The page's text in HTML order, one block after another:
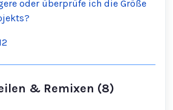
oder überprüfe ich die Größe
& Remixen (8)